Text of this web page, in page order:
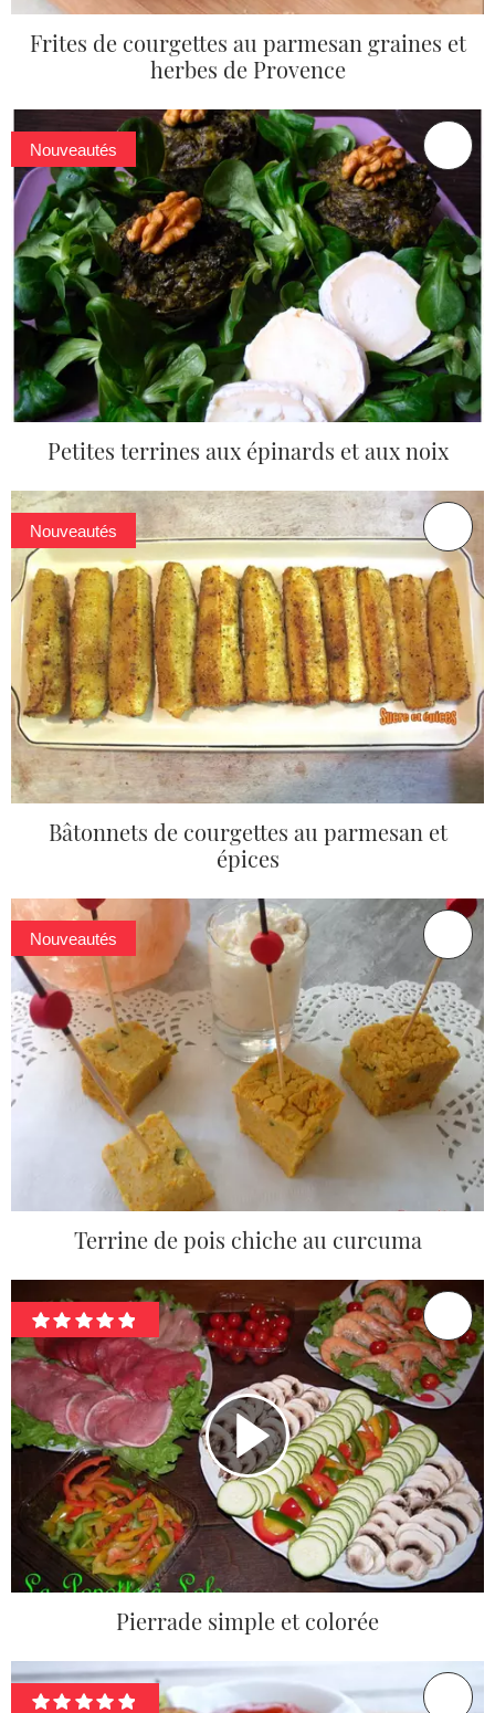
Frites de courgettes au parmesan graines et
herbes de Provence
Nouveautés
Petites terrines aux épinards et aux noix
Nouveautés
Bâtonnets de courgettes au parmesan et
épices
Nouveautés
Terrine de pois chiche au curcuma
Pierrade simple et colorée